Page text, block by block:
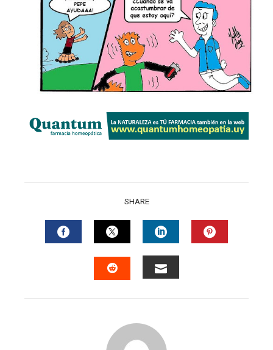
SHARE
FACEBOOKTWITTERLINKEDIN